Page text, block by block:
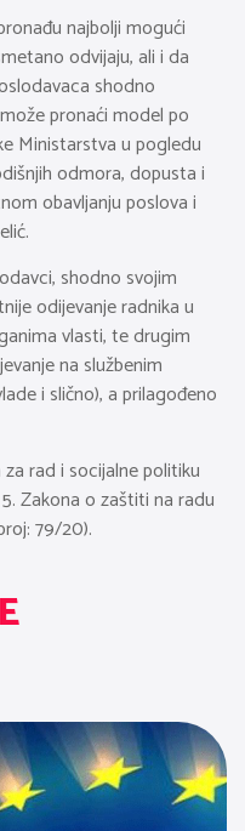
najbolji mogući
odvijaju, ali i da
shodno
pronaći model po
Ministarstva u pogledu
odmora, dopusta i
obavljanju poslova i
shodno svojim
odijevanje radnika u
vlasti, te drugim
na službenim
i slično), a prilagođeno
rad i socijalne politiku
Zakona o zaštiti na radu
79/20).